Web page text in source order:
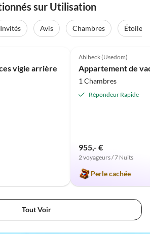
sur Utilisation
Invités Avis Chambres Étoiles
Meilleure
vigie arrière
Ahlbeck (Usedom)
1 Chambres
Répondeur Rapide
955,- €
2 voyageurs / 7 Nuits
Perle cachée
Tout Voir